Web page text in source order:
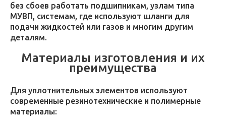
без сбоев работать подшипникам, узлам типа
МУВП, системам, где используют шланги для
подачи жидкостей или газов и многим другим
деталям.
Материалы изготовления и их
преимущества
Для уплотнительных элементов используют
современные резинотехнические и полимерные
материалы: